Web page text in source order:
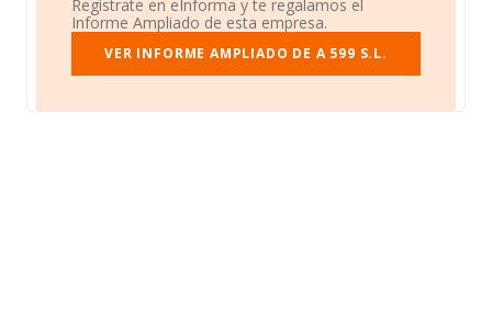
Regístrate en eInforma y te regalamos el
Informe Ampliado de esta empresa.
VER INFORME AMPLIADO DE A 599 S.L.